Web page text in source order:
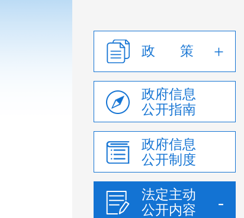
政 策
政府信息
公开指南
政府信息
公开制度
法定主动
公开内容